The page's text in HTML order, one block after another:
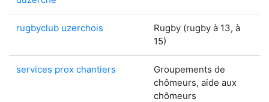
rugbyclub uzerchois
Rugby (rugby à 13, à
15)
services prox chantiers
Groupements de
chômeurs, aide aux
chômeurs